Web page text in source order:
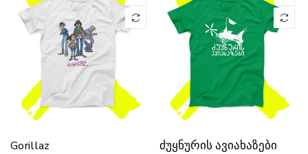
Gorillaz Ძუყნურის Ავიახაზები